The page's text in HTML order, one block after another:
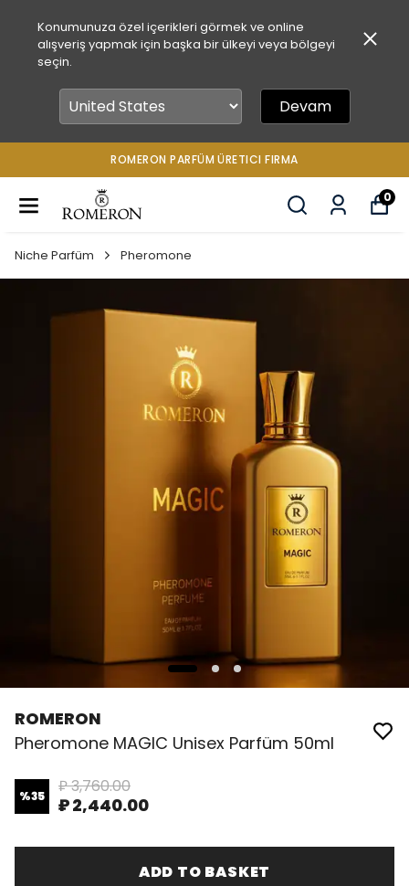
Konumunuza özel içerikleri görmek ve online
alışveriş yapmak için başka bir ülkeyi veya bölgeyi
seçin.
Devam
ROMERON PARFÜM ÜRETICI FIRMA
0
Niche Parfüm Pheromone
ROMERON
Pheromone MAGIC Unisex Parfüm 50ml
%35 ₽ 3,760.00
₽ 2,440.00
ADD TO BASKET